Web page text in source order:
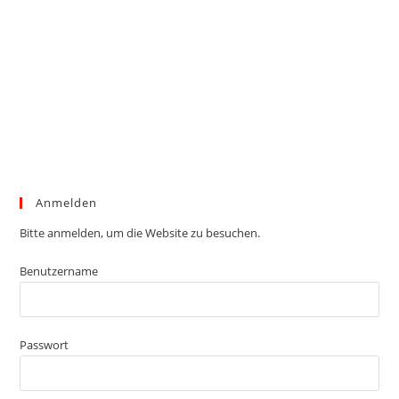
Anmelden
Bitte anmelden, um die Website zu besuchen.
Benutzername
Passwort